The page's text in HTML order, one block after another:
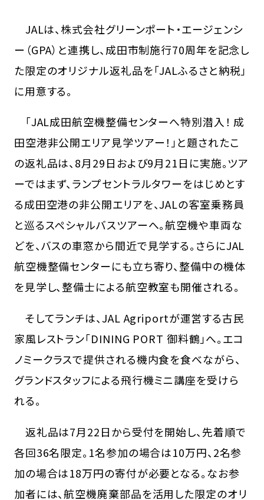
JALは、株式会社グリーンポート・エージェンシ
ー（GPA）と連携し、成田市制施行70周年を記念し
た限定のオリジナル返礼品を「JALふるさと納税」
に用意する。
「JAL成田航空機整備センターへ特別潜入！ 成
田空港非公開エリア見学ツアー！」と題されたこ
の返礼品は、8月29日および9月21日に実施。ツア
ーではまず、ランプセントラルタワーをはじめとす
る成田空港の非公開エリアを、JALの客室乗務員
と巡るスペシャルバスツアーへ。航空機や車両な
どを、バスの車窓から間近で見学する。さらにJAL
航空機整備センターにも立ち寄り、整備中の機体
を見学し、整備士による航空教室も開催される。
そしてランチは、JAL Agriportが運営する古民
家風レストラン「DINING PORT 御料鶴」へ。エコ
ノミークラスで提供される機内食を食べながら、
グランドスタッフによる飛行機ミニ講座を受けら
れる。
返礼品は7月22日から受付を開始し、先着順で
各回36名限定。1名参加の場合は10万円、2名参
加の場合は18万円の寄付が必要となる。なお参
加者には、航空機廃棄部品を活用した限定のオリ